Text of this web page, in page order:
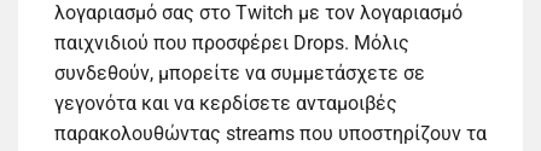
λογαριασμό σας στο Twitch με τον λογαριασμό
παιχνιδιού που προσφέρει Drops. Μόλις
συνδεθούν, μπορείτε να συμμετάσχετε σε
γεγονότα και να κερδίσετε ανταμοιβές
παρακολουθώντας streams που υποστηρίζουν τα